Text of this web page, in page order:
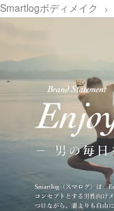
Smartlogボディメイク